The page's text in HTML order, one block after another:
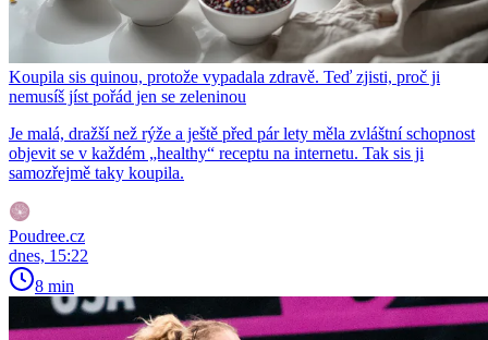
Koupila sis quinou, protože vypadala zdravě. Teď zjisti, proč ji
nemusíš jíst pořád jen se zeleninou
Je malá, dražší než rýže a ještě před pár lety měla zvláštní schopnost
objevit se v každém „healthy“ receptu na internetu. Tak sis ji
samozřejmě taky koupila.
Poudree.cz
dnes, 15:22
8 min